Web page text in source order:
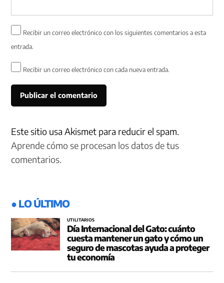
Recibir un correo electrónico con los siguientes comentarios a esta
entrada.
Recibir un correo electrónico con cada nueva entrada.
Este sitio usa Akismet para reducir el spam.
Aprende cómo se procesan los datos de tus
comentarios.
● LO ÚLTIMO
UTILITARIOS
Día Internacional del Gato: cuánto
cuesta mantener un gato y cómo un
seguro de mascotas ayuda a proteger
tu economía